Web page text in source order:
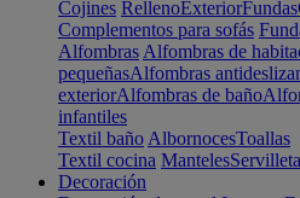
Cojines RellenoExteriorFundas
Complementos para sofás
Alfombras Alfombras de
pequeñasAlfombras
exteriorAlfombras de baño
infantiles
Textil baño AlbornocesToallas
Textil cocina Manteles
Decoración